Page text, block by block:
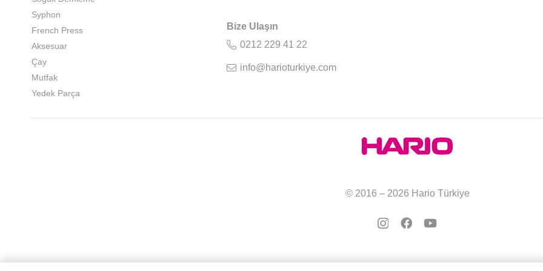
Syphon
French Press
Aksesuar
Çay
Mutfak
Yedek Parça
Bize Ulaşın
0212 229 41 22
info@harioturkiye.com
© 2016 – 2026 Hario Türkiye